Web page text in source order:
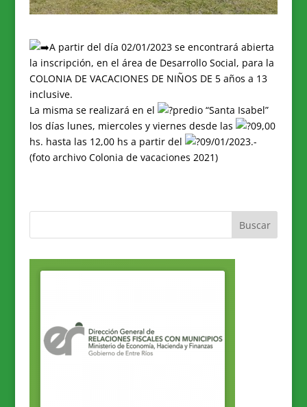
A partir del día 02/01/2023 se encontrará abierta
la inscripción, en el área de Desarrollo Social, para la
COLONIA DE VACACIONES DE NIÑOS DE 5 años a 13
inclusive.
La misma se realizará en el
predio “Santa Isabel”
los días lunes, miercoles y viernes desde las
09,00
hs. hasta las 12,00 hs a partir del
09/01/2023.-
(foto archivo Colonia de vacaciones 2021)